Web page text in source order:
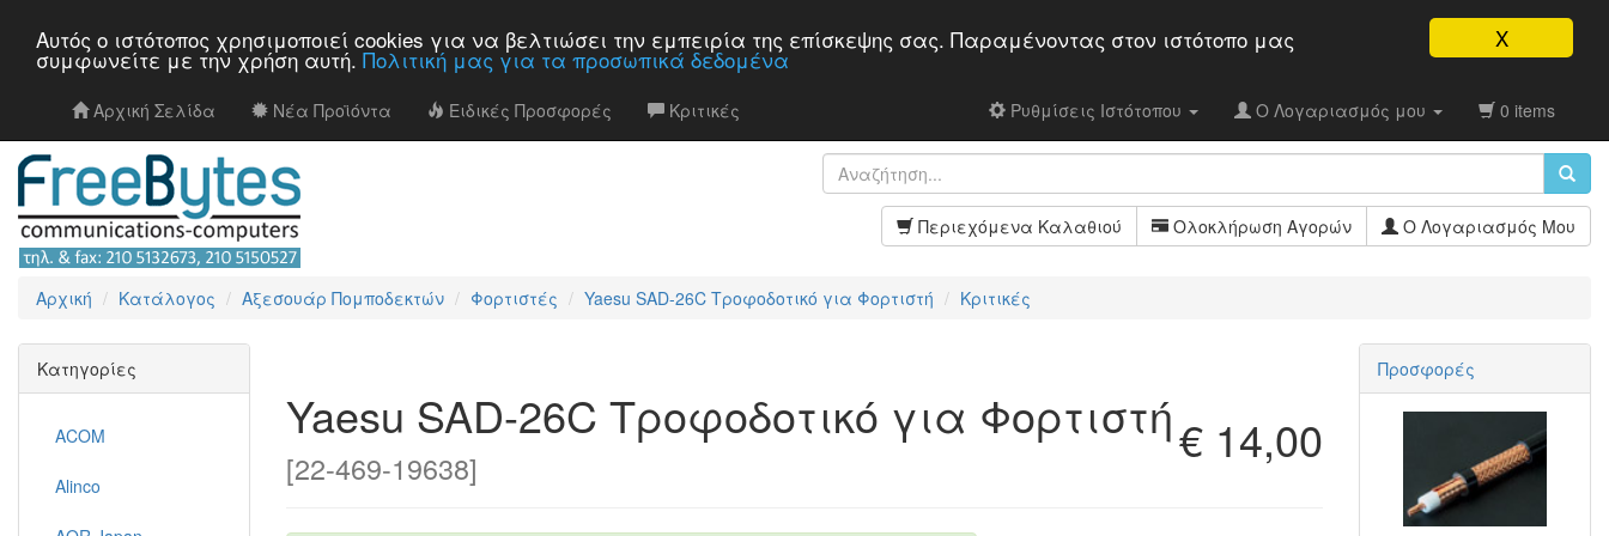
X
Αυτός ο ιστότοπος χρησιμοποιεί cookies για να βελτιώσει την εμπειρία της επίσκεψης σας. Παραμένοντας στον ιστότοπo μας
συμφωνείτε με την χρήση αυτή. Πολιτική μας για τα προσωπικά δεδομένα
Αρχική Σελίδα Νέα Προϊόντα Ειδικές Προσφορές Κριτικές Ρυθμίσεις Ιστότοπου Ο Λογαριασμός μου 0 items
Περιεχόμενα Καλαθιού Ολοκλήρωση Αγορών Ο Λογαριασμός Μου
Αρχική Κατάλογος Αξεσουάρ Πομποδεκτών Φορτιστές Yaesu SAD-26C Τροφοδοτικό για Φορτιστή Κριτικές
€ 14,00
Yaesu SAD-26C Τροφοδοτικό για Φορτιστή
[22-469-19638]
Κατηγορίες
ACOM
Alinco
Προσφορές